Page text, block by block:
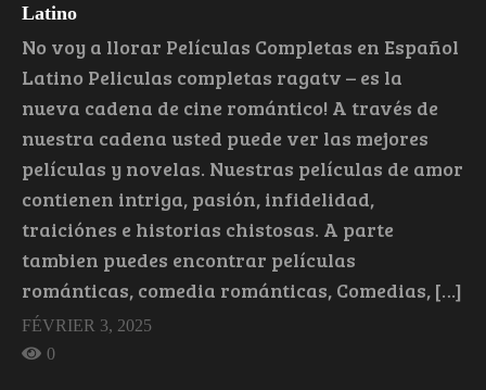
Latino
No voy a llorar Películas Completas en Español
Latino Peliculas completas ragatv – es la
nueva cadena de cine romántico! A través de
nuestra cadena usted puede ver las mejores
películas y novelas. Nuestras películas de amor
contienen intriga, pasión, infidelidad,
traiciónes e historias chistosas. A parte
tambien puedes encontrar películas
románticas, comedia románticas, Comedias, […]
FÉVRIER 3, 2025
0